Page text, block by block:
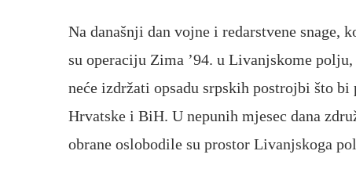
Na današnji dan vojne i redarstvene snage,
su operaciju Zima ’94. u Livanjskome
neće izdržati opsadu srpskih postrojbi što
Hrvatske i BiH. U nepunih mjesec dana
obrane oslobodile su prostor Livanjskoga